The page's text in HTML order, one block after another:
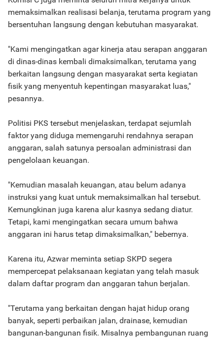
memaksimalkan realisasi belanja, terutama program yang
bersentuhan langsung dengan kebutuhan masyarakat.
"Kami mengingatkan agar kinerja atau serapan anggaran
di dinas-dinas kembali dimaksimalkan, terutama yang
berkaitan langsung dengan masyarakat serta kegiatan
fisik yang menyentuh kepentingan masyarakat luas,"
pesannya.
Politisi PKS tersebut menjelaskan, terdapat sejumlah
faktor yang diduga memengaruhi rendahnya serapan
anggaran, salah satunya persoalan administrasi dan
pengelolaan keuangan.
"Kemudian masalah keuangan, atau belum adanya
instruksi yang kuat untuk memaksimalkan hal tersebut.
Kemungkinan juga karena alur kasnya sedang diatur.
Tetapi, kami mengingatkan secara umum bahwa
anggaran ini harus tetap dimaksimalkan," bebernya.
Karena itu, Azwar meminta setiap SKPD segera
mempercepat pelaksanaan kegiatan yang telah masuk
dalam daftar program dan anggaran tahun berjalan.
"Terutama yang berkaitan dengan hajat hidup orang
banyak, seperti perbaikan jalan, drainase, kemudian
bangunan-bangunan fisik. Misalnya pembangunan ruang